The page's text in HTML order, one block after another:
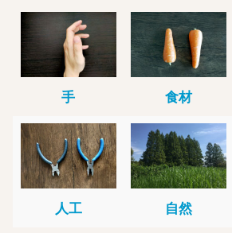
手 食材
人工 自然